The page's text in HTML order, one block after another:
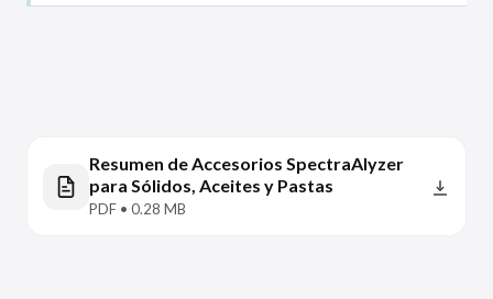
Resumen de Accesorios SpectraAlyzer
para Sólidos, Aceites y Pastas
PDF • 0.28 MB